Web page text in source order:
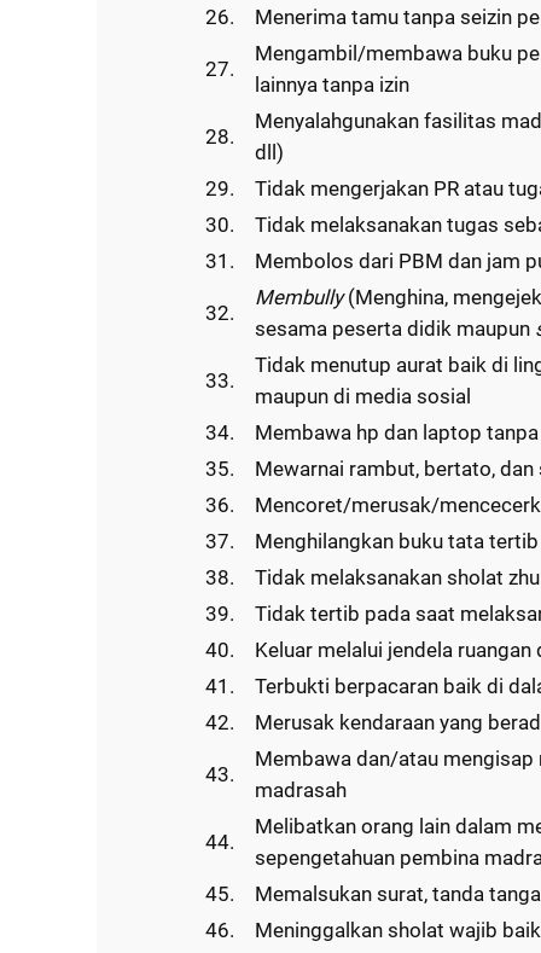
26.
Menerima tamu tanpa seizin
27.
Mengambil/membawa buku
lainnya tanpa izin
28.
Menyalahgunakan fasilitas
dll)
29.
Tidak mengerjakan PR atau
30.
Tidak melaksanakan tugas
31.
Membolos dari PBM dan jam
32.
Membully(Menghina,
sesama peserta didik maupun
33.
Tidak menutup aurat baik di
maupun di media sosial
34.
Membawa hp dan laptop
35.
Mewarnai rambut, bertato, dan
36.
Mencoret/merusak/
37.
Menghilangkan buku tata
38.
Tidak melaksanakan sholat
39.
Tidak tertib pada saat
40.
Keluar melalui jendela
41.
Terbukti berpacaran baik di
42.
Merusak kendaraan yang
43.
Membawa dan/atau
madrasah
44.
Melibatkan orang lain dalam
sepengetahuan pembina
45.
Memalsukan surat, tanda
46.
Meninggalkan sholat wajib